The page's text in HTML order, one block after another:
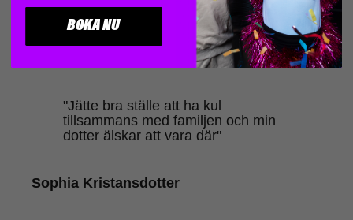
Amira Khan
"Jätte bra ställe att ha kul
tillsammans med familjen och min
dotter älskar att vara där"
Sophia Kristansdotter
BOKA NU